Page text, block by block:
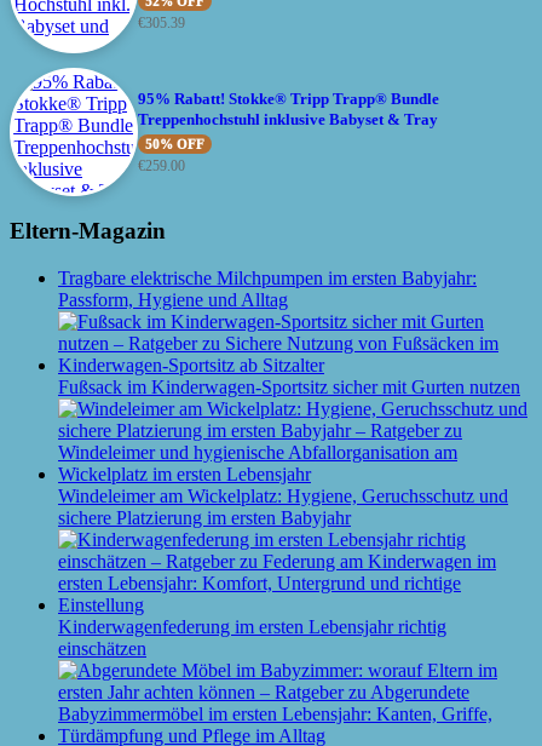
€305.39
95% Rabatt! Stokke® Tripp Trapp® Bundle
Treppenhochstuhl inklusive Babyset & Tray
50% OFF
€259.00
Eltern-Magazin
Tragbare elektrische Milchpumpen im ersten Babyjahr:
Passform, Hygiene und Alltag
Fußsack im Kinderwagen-Sportsitz sicher mit Gurten nutzen
Windeleimer am Wickelplatz: Hygiene, Geruchsschutz und
sichere Platzierung im ersten Babyjahr
Kinderwagenfederung im ersten Lebensjahr richtig
einschätzen